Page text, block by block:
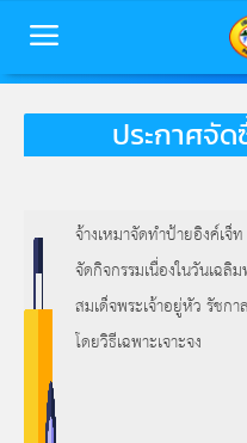
หน้าหลัก
บุคลากร
ข่าวสารเทศบาล
การประเมินคุณธรรมและความโปร่
ติดต่อเทศบาล
ประกาศจั
จ้างเหมาจัดทำป้ายอิงค์เจ็
จัดกิจกรรมเนื่องในวันเฉ
สมเด็จพระเจ้าอยู่หัว รัชกา
โดยวิธีเฉพาะเจาะจง